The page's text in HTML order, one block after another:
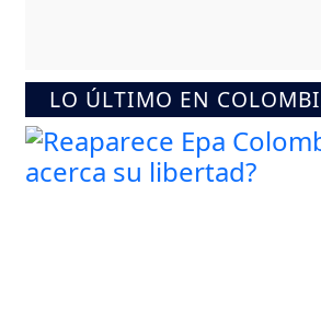
LO ÚLTIMO EN